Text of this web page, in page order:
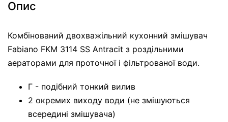
Опис
Комбінований двохважільний кухонний змішувач
Fabiano FKM 3114 SS Antracit з роздільними
аераторами для проточної і фільтрованої води.
Г - подібний тонкий вилив
2 окремих виходу води (не змішуються
всередині змішувача)